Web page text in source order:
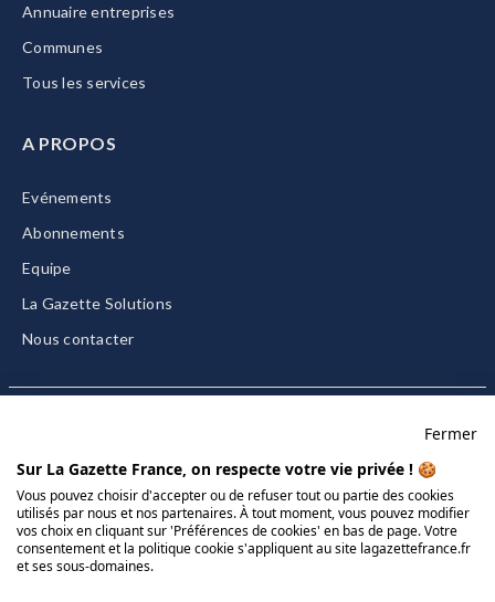
Annuaire entreprises
Communes
Tous les services
A PROPOS
Evénements
Abonnements
Equipe
La Gazette Solutions
Nous contacter
CGU/CGV
Données personnelles
Charte sur les cookies
Fermer
Sur La Gazette France, on respecte votre vie privée ! 🍪
Vous pouvez choisir d'accepter ou de refuser tout ou partie des cookies
utilisés par nous et nos partenaires. À tout moment, vous pouvez modifier
vos choix en cliquant sur 'Préférences de cookies' en bas de page. Votre
consentement et la politique cookie s'appliquent au site lagazettefrance.fr
et ses sous-domaines.